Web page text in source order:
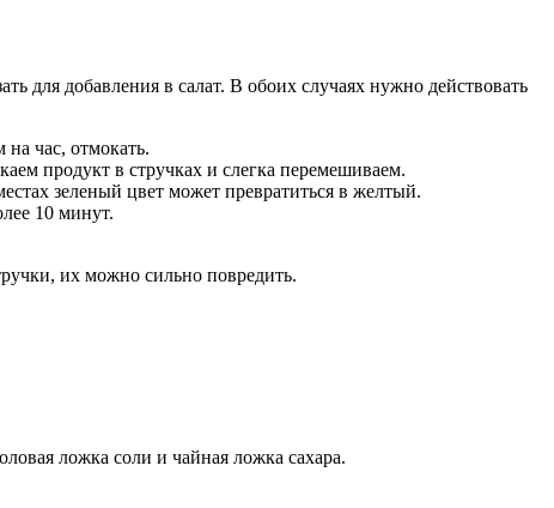
для добавления в салат. В обоих случаях нужно действовать
час, отмокать.
продукт в стручках и слегка перемешиваем.
зеленый цвет может превратиться в желтый.
10 минут.
их можно сильно повредить.
ложка соли и чайная ложка сахара.